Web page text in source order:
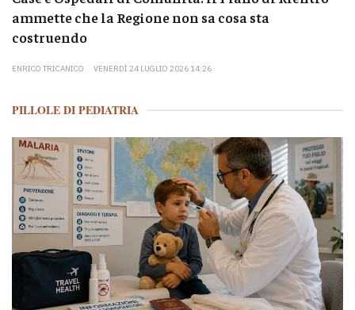
ammette che la Regione non sa cosa sta
costruendo
ENRICO TRICANICO VENERDÌ 24 LUGLIO 2026 14:26
PILLOLE DI PEDIATRIA